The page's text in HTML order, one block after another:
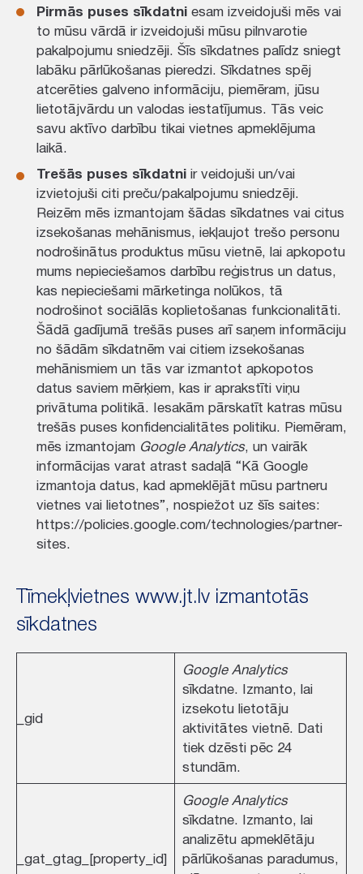
Pirmās puses sīkdatni esam izveidojuši mēs vai
to mūsu vārdā ir izveidojuši mūsu pilnvarotie
pakalpojumu sniedzēji. Šīs sīkdatnes palīdz sniegt
labāku pārlūkošanas pieredzi. Sīkdatnes spēj
atcerēties galveno informāciju, piemēram, jūsu
lietotājvārdu un valodas iestatījumus. Tās veic
savu aktīvo darbību tikai vietnes apmeklējuma
laikā.
Trešās puses sīkdatni ir veidojuši un/vai
izvietojuši citi preču/pakalpojumu sniedzēji.
Reizēm mēs izmantojam šādas sīkdatnes vai citus
izsekošanas mehānismus, iekļaujot trešo personu
nodrošinātus produktus mūsu vietnē, lai apkopotu
mums nepieciešamos darbību reģistrus un datus,
kas nepieciešami mārketinga nolūkos, tā
nodrošinot sociālās koplietošanas funkcionalitāti.
Šādā gadījumā trešās puses arī saņem informāciju
no šādām sīkdatnēm vai citiem izsekošanas
mehānismiem un tās var izmantot apkopotos
datus saviem mērķiem, kas ir aprakstīti viņu
privātuma politikā. Iesakām pārskatīt katras mūsu
trešās puses konfidencialitātes politiku. Piemēram,
mēs izmantojam Google Analytics, un vairāk
informācijas varat atrast sadaļā “Kā Google
izmantoja datus, kad apmeklējāt mūsu partneru
vietnes vai lietotnes”, nospiežot uz šīs saites:
https://policies.google.com/technologies/partner-
sites.
Tīmekļvietnes www.jt.lv izmantotās
sīkdatnes
_gid
Google Analytics
sīkdatne. Izmanto, lai
izsekotu lietotāju
aktivitātes vietnē. Dati
tiek dzēsti pēc 24
stundām.
_gat_gtag_[property_id]
Google Analytics
sīkdatne. Izmanto, lai
analizētu apmeklētāju
pārlūkošanas paradumus,